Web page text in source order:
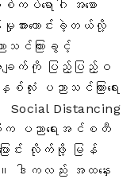
စ်ကပ်ရောဂါ အစော
အားကောင်းခဲ့တယ်လို့
င်ကြားခွင့်
ချက်ကို ပြည့်ပြည့်ဝ
ပညာသင်ကြားရေး
Distancing
က ပညာရေးအင်စတီ
ြောင်း လိုက်ဖို့ မြန်
ါကလည်း အထနှေး